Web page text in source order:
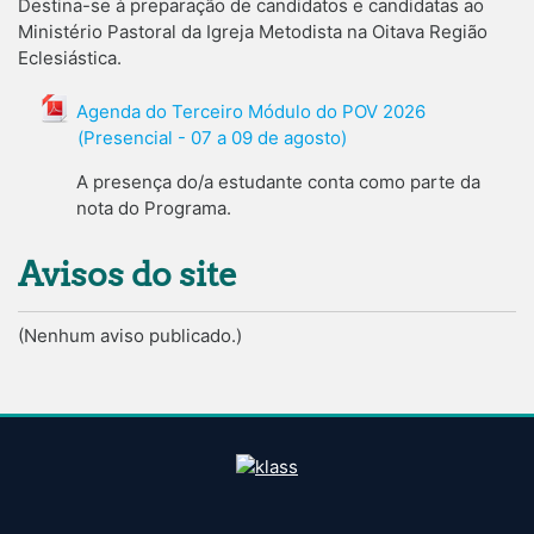
Destina-se à preparação de candidatos e candidatas ao
Ministério Pastoral da Igreja Metodista na Oitava Região
Eclesiástica.
Agenda do Terceiro Módulo do POV 2026
(Presencial - 07 a 09 de agosto)
Arquivo
A presença do/a estudante conta como parte da
nota do Programa.
Avisos do site
(Nenhum aviso publicado.)